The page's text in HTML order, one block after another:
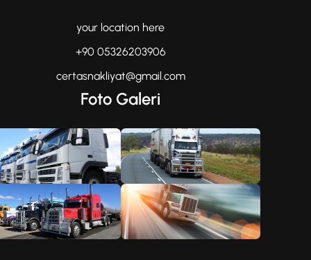
your location here
+90 05326203906
certasnakliyat@gmail.com
Foto Galeri